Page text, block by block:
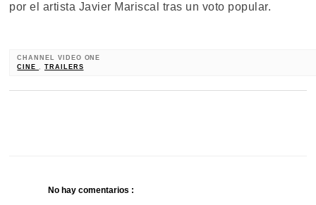
por el artista Javier Mariscal tras un voto popular.
CHANNEL VIDEO ONE
CINE, TRAILERS
No hay comentarios :